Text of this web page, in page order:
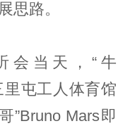
思路。
会当天，“牛
里屯工人体育馆
”Bruno Mars即